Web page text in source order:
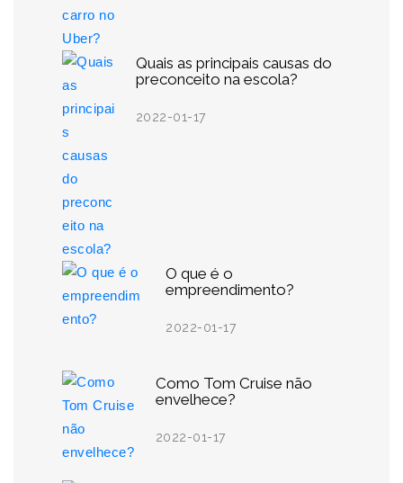
Quais as principais causas do
preconceito na escola?
2022-01-17
O que é o
empreendimento?
2022-01-17
Como Tom Cruise não
envelhece?
2022-01-17